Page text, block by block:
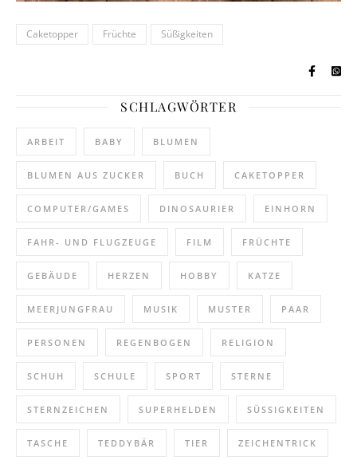
Caketopper Früchte Süßigkeiten
SCHLAGWÖRTER
ARBEIT BABY BLUMEN
BLUMEN AUS ZUCKER BUCH CAKETOPPER
COMPUTER/GAMES DINOSAURIER EINHORN
FAHR- UND FLUGZEUGE FILM FRÜCHTE
GEBÄUDE HERZEN HOBBY KATZE
MEERJUNGFRAU MUSIK MUSTER PAAR
PERSONEN REGENBOGEN RELIGION
SCHUH SCHULE SPORT STERNE
STERNZEICHEN SUPERHELDEN SÜSSIGKEITEN
TASCHE TEDDYBÄR TIER ZEICHENTRICK